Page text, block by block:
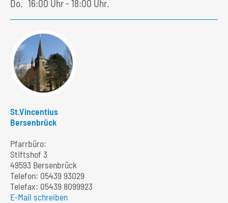
Do.
16:00 Uhr - 18:00 Uhr.
St.Vincentius
Bersenbrück
Pfarrbüro:
Stiftshof 3
49593 Bersenbrück
Telefon: 05439 93029
Telefax: 05439 8099923
E-Mail schreiben